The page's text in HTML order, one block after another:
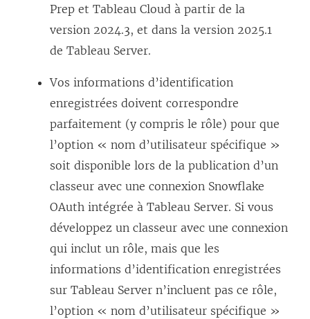
Prep et Tableau Cloud à partir de la
version 2024.3, et dans la version 2025.1
de Tableau Server.
Vos informations d’identification
enregistrées doivent correspondre
parfaitement (y compris le rôle) pour que
l’option « nom d’utilisateur spécifique »
soit disponible lors de la publication d’un
classeur avec une connexion Snowflake
OAuth intégrée à Tableau Server. Si vous
développez un classeur avec une connexion
qui inclut un rôle, mais que les
informations d’identification enregistrées
sur Tableau Server n’incluent pas ce rôle,
l’option « nom d’utilisateur spécifique »